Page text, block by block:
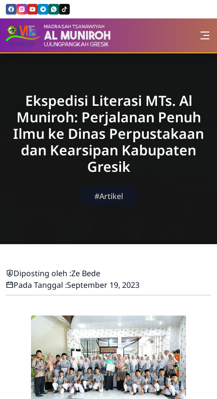
Skip to Content
MTs. Al Muniroh
Ekspedisi Literasi MTs. Al
Muniroh: Perjalanan Penuh
Ilmu ke Dinas Perpustakaan
dan Kearsipan Kabupaten
Gresik
#Artikel
Diposting oleh :Ze Bede
Pada Tanggal :September 19, 2023